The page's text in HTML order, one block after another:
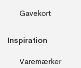
Gavekort
Inspiration
Varemærker